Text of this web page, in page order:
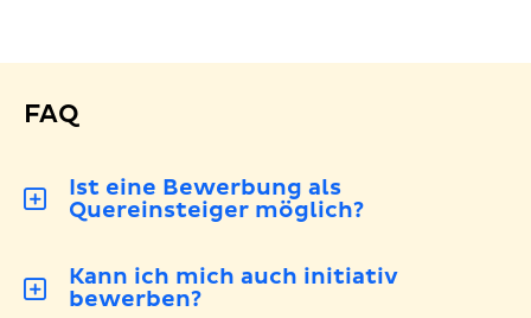
FAQ
Ist eine Bewerbung als
Quereinsteiger möglich?
Kann ich mich auch initiativ
bewerben?